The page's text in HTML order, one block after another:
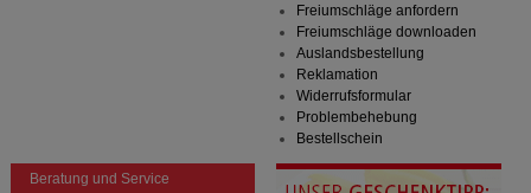
Freiumschläge anfordern
Freiumschläge downloaden
Auslandsbestellung
Reklamation
Widerrufsformular
Problembehebung
Bestellschein
Beratung und Service